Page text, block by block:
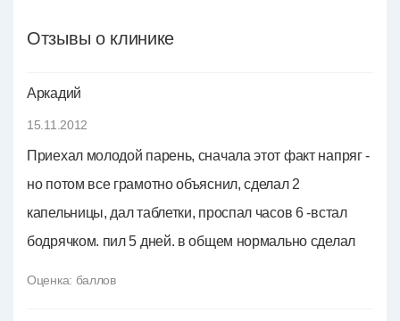
Отзывы о клинике
Аркадий
15.11.2012
Приехал молодой парень, сначала этот факт напряг -
но потом все грамотно объяснил, сделал 2
капельницы, дал таблетки, проспал часов 6 -встал
бодрячком. пил 5 дней. в общем нормально сделал
Оценка: баллов